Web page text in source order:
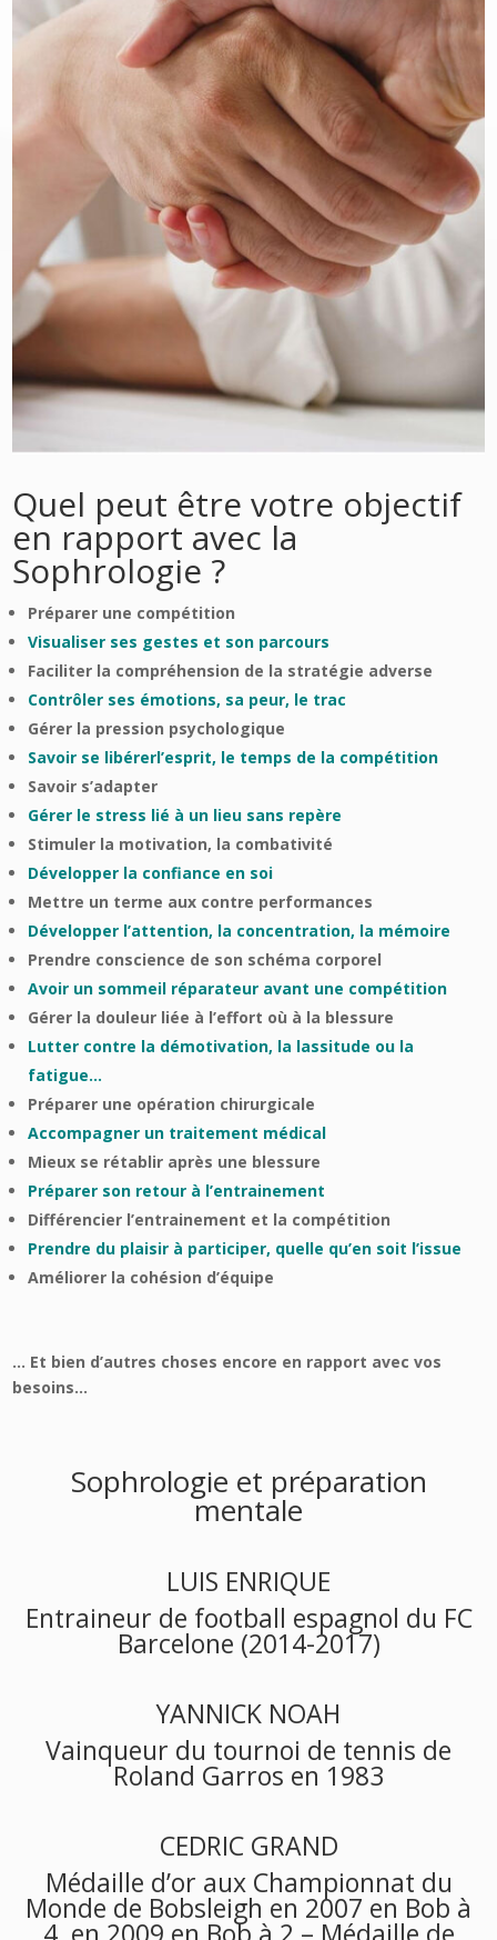
Quel peut être votre objectif
en rapport avec la
Sophrologie ?
Préparer une compétition
Visualiser ses gestes et son parcours
Faciliter la compréhension de la stratégie adverse
Contrôler ses émotions, sa peur, le trac
Gérer la pression psychologique
Savoir se libérerl’esprit, le temps de la compétition
Savoir s’adapter
Gérer le stress lié à un lieu sans repère
Stimuler la motivation, la combativité
Développer la confiance en soi
Mettre un terme aux contre performances
Développer l’attention, la concentration, la mémoire
Prendre conscience de son schéma corporel
Avoir un sommeil réparateur avant une compétition
Gérer la douleur liée à l’effort où à la blessure
Lutter contre la démotivation, la lassitude ou la
fatigue…
Préparer une opération chirurgicale
Accompagner un traitement médical
Mieux se rétablir après une blessure
Préparer son retour à l’entrainement
Différencier l’entrainement et la compétition
Prendre du plaisir à participer, quelle qu’en soit l’issue
Améliorer la cohésion d’équipe
… Et bien d’autres choses encore en rapport avec vos
besoins…
Sophrologie et préparation
mentale
LUIS ENRIQUE
Entraineur de football espagnol du FC
Barcelone (2014-2017)
YANNICK NOAH
Vainqueur du tournoi de tennis de
Roland Garros en 1983
CEDRIC GRAND
Médaille d’or aux Championnat du
Monde de Bobsleigh en 2007 en Bob à